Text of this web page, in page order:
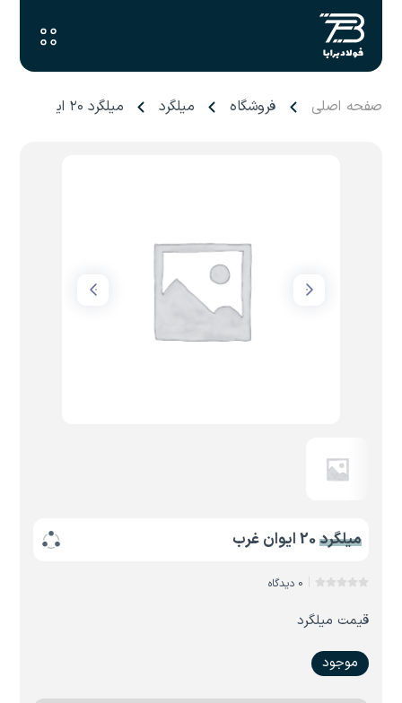
صفحه اصلی فروشگاه میلگرد میلگرد ۲۰ ایوان غرب
میلگرد 20 ایوان غرب
0 دیدگاه
قیمت میلگرد
موجود